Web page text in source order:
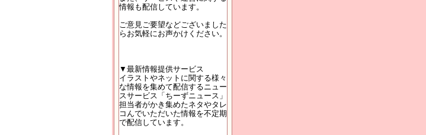
情報も配信しています。
ご意見ご要望などございました
らお気軽にお声かけください。
▼最新情報提供サービス
イラストやネットに関する様々
な情報を集めて配信するニュー
スサービス「ちーずニュース」
担当者がかき集めたネタやタレ
コんでいただいた情報を不定期
で配信しています。